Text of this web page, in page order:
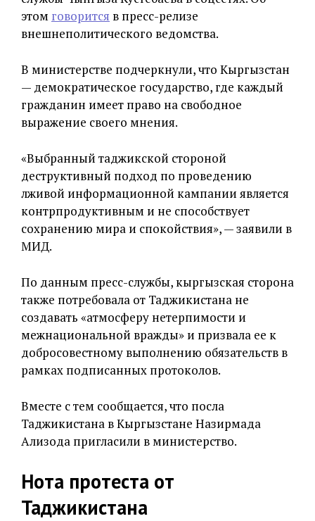
этом говорится в пресс-релизе
внешнеполитического ведомства.
В министерстве подчеркнули, что Кыргызстан
— демократическое государство, где каждый
гражданин имеет право на свободное
выражение своего мнения.
«Выбранный таджикской стороной
деструктивный подход по проведению
лживой информационной кампании является
контрпродуктивным и не способствует
сохранению мира и спокойствия», — заявили в
МИД.
По данным пресс-службы, кыргызская сторона
также потребовала от Таджикистана не
создавать «атмосферу нетерпимости и
межнациональной вражды» и призвала ее к
добросовестному выполнению обязательств в
рамках подписанных протоколов.
Вместе с тем сообщается, что посла
Таджикистана в Кыргызстане Назирмада
Ализода пригласили в министерство.
Нота протеста от
Таджикистана